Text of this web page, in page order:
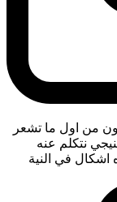
من اول ما تشعر
نتكلم عنه
اشكال في النية